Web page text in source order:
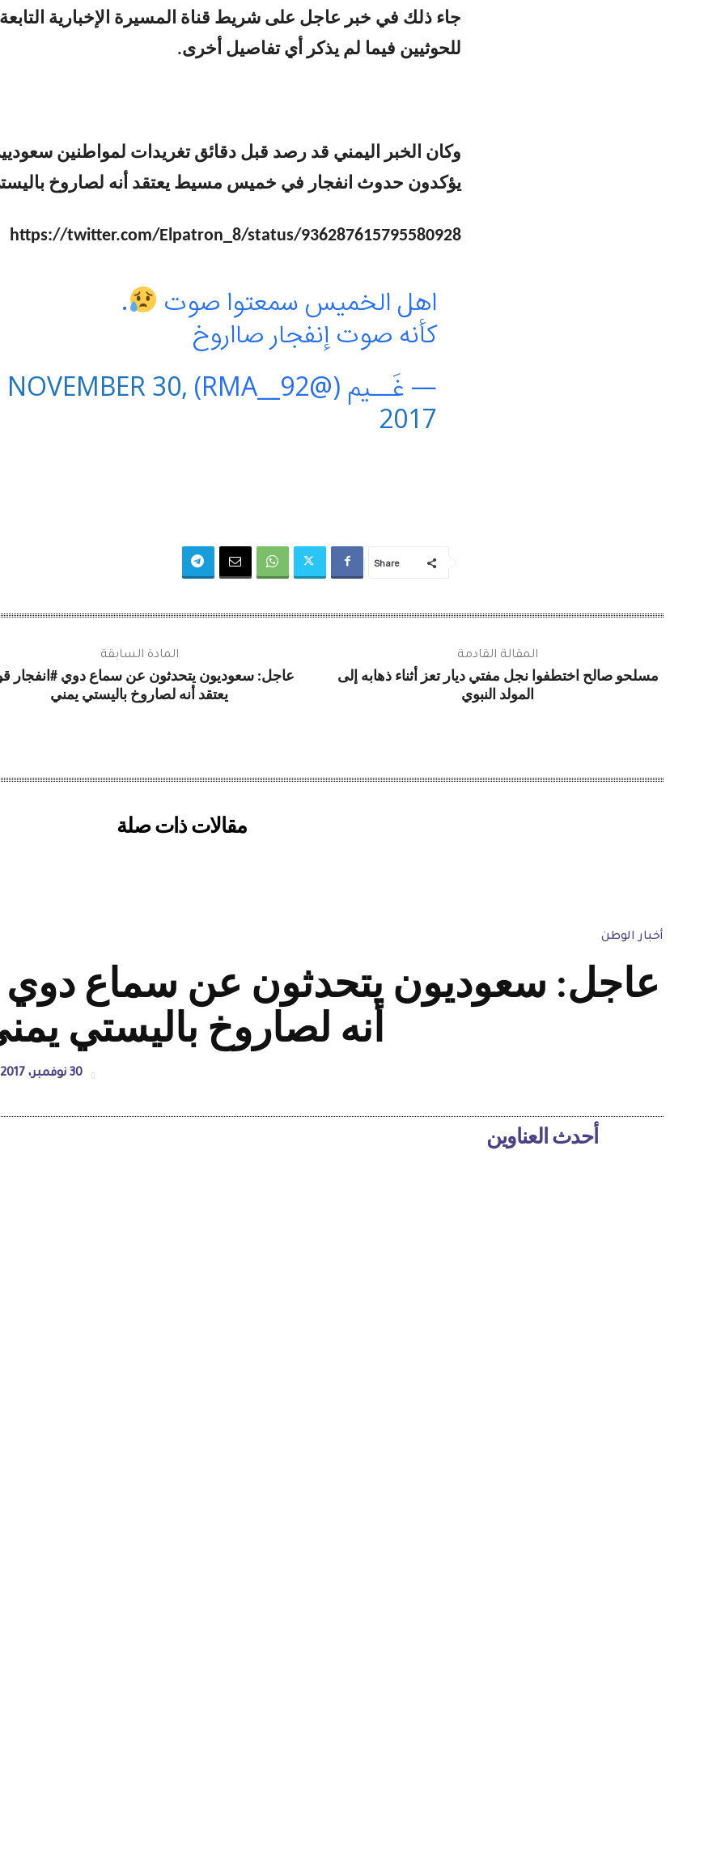
جاء ذلك في خبر عاجل على شريط قناة المسيرة الإخبارية التابعة
للحوثيين فيما لم يذكر أي تفاصيل أخرى.
وكان الخبر اليمني قد رصد قبل دقائق تغريدات لمواطنين
يؤكدون حدوث انفجار في خميس مسيط يعتقد أنه لصاروخ
https://twitter.com/Elpatron_8/status/936287615795580928
اهل الخميس سمعتوا صوت
.
كأنه صوت إنفجار صااروخ
— غَــيم (@RMA__92)
NOVEMBER 30,
2017
Share
المادة السابقة
عاجل: سعوديون يتحدثون عن سماع دوي #انفجار
يعتقد أنه لصاروخ باليستي يمني
المقالة القادمة
مسلحو صالح اختطفوا نجل مفتي ديار تعز أثناء ذهابه إلى
المولد النبوي
مقالات ذات صلة